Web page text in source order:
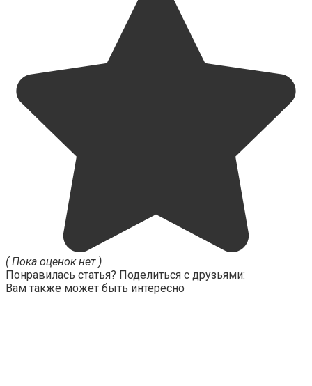
( Пока оценок нет )
Понравилась статья? Поделиться с друзьями:
Вам также может быть интересно